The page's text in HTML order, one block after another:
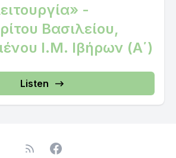
-
Βασιλείου,
Ι.Μ. Ιβήρων (Α΄)
Listen